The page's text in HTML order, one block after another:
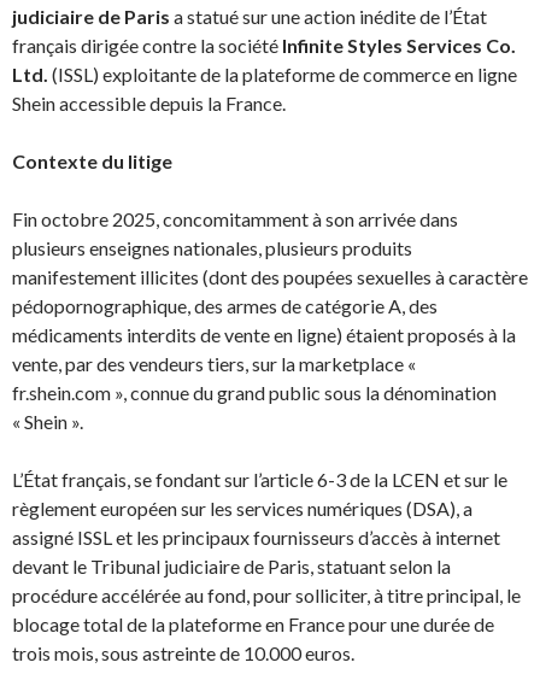
judiciaire de Paris a statué sur une action inédite de l’État
français dirigée contre la société Infinite Styles Services Co.
Ltd. (ISSL) exploitante de la plateforme de commerce en ligne
Shein accessible depuis la France.
Contexte du litige
Fin octobre 2025, concomitamment à son arrivée dans
plusieurs enseignes nationales, plusieurs produits
manifestement illicites (dont des poupées sexuelles à caractère
pédopornographique, des armes de catégorie A, des
médicaments interdits de vente en ligne) étaient proposés à la
vente, par des vendeurs tiers, sur la marketplace «
fr.shein.com », connue du grand public sous la dénomination
« Shein ».
L’État français, se fondant sur l’article 6-3 de la LCEN et sur le
règlement européen sur les services numériques (DSA), a
assigné ISSL et les principaux fournisseurs d’accès à internet
devant le Tribunal judiciaire de Paris, statuant selon la
procédure accélérée au fond, pour solliciter, à titre principal, le
blocage total de la plateforme en France pour une durée de
trois mois, sous astreinte de 10.000 euros.